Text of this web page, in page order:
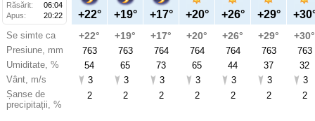
Răsărit:
06:04
Apus:
20:22
Se simte ca
Presiune, mm
Umiditate, %
Vânt, m/s
Șanse de
precipitații, %
+26°
+26°
763
48
3
2
aug +22°
+22°
763
54
3
2
+19°
+19°
763
65
3
2
+17°
+17°
764
73
3
2
+20°
+20°
764
65
3
2
+26°
+26°
764
44
3
2
+29°
+29°
763
37
3
2
+30°
763
32
3
2